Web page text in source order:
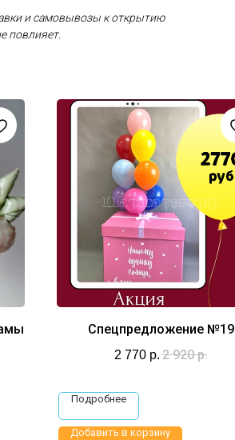
и самовывозы к открытию
повлияет.
Спецпредложение №19
2 770 р. 2 920 р.
Подробнее
Добавить в корзину